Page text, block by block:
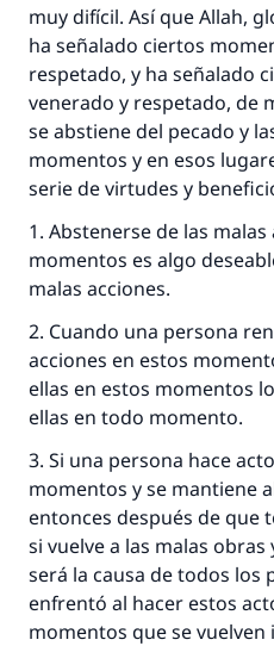
muy difícil. Así que Allah,
ha señalado ciertos
respetado, y ha señalado
venerado y respetado, de
se abstiene del pecado y
momentos y en esos
serie de virtudes y
1. Abstenerse de las
momentos es algo
malas acciones.
2. Cuando una persona
acciones en estos
ellas en estos momentos
ellas en todo momento.
3. Si una persona hace
momentos y se mantiene
entonces después de que
si vuelve a las malas
será la causa de todos los
enfrentó al hacer estos
momentos que se